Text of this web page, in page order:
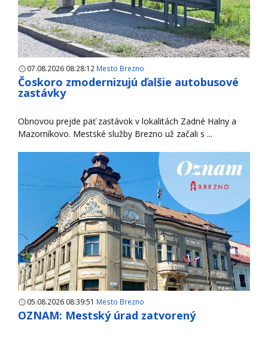
07.08.2026 08:28:12 Mesto Brezno
Čoskoro zmodernizujú ďalšie autobusové
zastávky
Obnovou prejde päť zastávok v lokalitách Zadné Halny a
Mazorníkovo. Mestské služby Brezno už začali s ...
05.08.2026 08:39:51 Mesto Brezno
OZNAM: Mestský úrad zatvorený